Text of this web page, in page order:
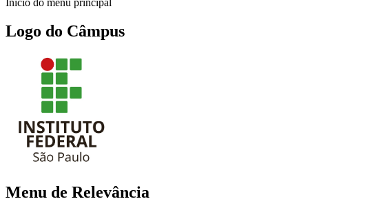
Logo do Câmpus
Menu de Relevância